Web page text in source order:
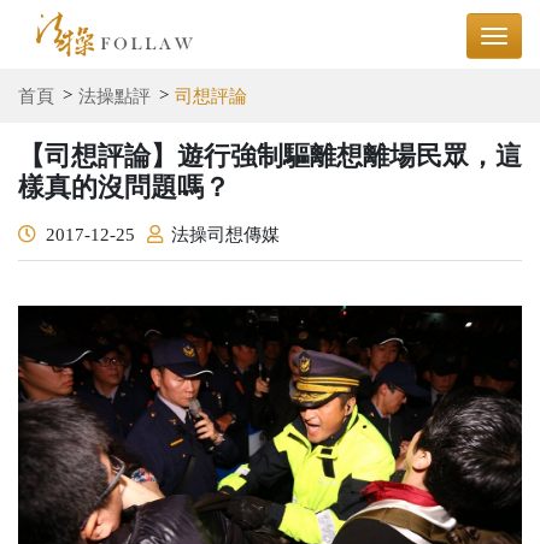
首頁 法操點評 司想評論
【司想評論】遊行強制驅離想離場民眾，這
樣真的沒問題嗎？
2017-12-25 法操司想傳媒